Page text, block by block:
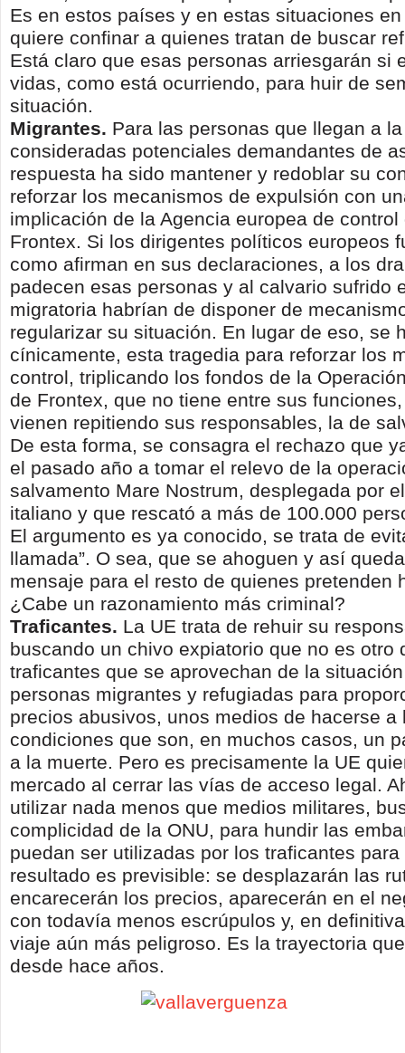
Es en estos países y en estas situaciones
quiere confinar a quienes tratan de buscar
Está claro que esas personas arriesgarán si
vidas, como está ocurriendo, para huir de
situación.
Migrantes. Para las personas que llegan a
consideradas potenciales demandantes de
respuesta ha sido mantener y redoblar su
reforzar los mecanismos de expulsión con
implicación de la Agencia europea de control
Frontex. Si los dirigentes políticos europeos
como afirman en sus declaraciones, a los
padecen esas personas y al calvario sufrido
migratoria habrían de disponer de
regularizar su situación. En lugar de eso, se
cínicamente, esta tragedia para reforzar los
control, triplicando los fondos de la
de Frontex, que no tiene entre sus
vienen repitiendo sus responsables, la de
De esta forma, se consagra el rechazo que
el pasado año a tomar el relevo de la
salvamento Mare Nostrum, desplegada por
italiano y que rescató a más de 100.000
El argumento es ya conocido, se trata de
llamada”. O sea, que se ahoguen y así
mensaje para el resto de quienes pretenden
¿Cabe un razonamiento más criminal?
Traficantes. La UE trata de rehuir su
buscando un chivo expiatorio que no es otro
traficantes que se aprovechan de la
personas migrantes y refugiadas para
precios abusivos, unos medios de hacerse a
condiciones que son, en muchos casos, un
a la muerte. Pero es precisamente la UE
mercado al cerrar las vías de acceso legal.
utilizar nada menos que medios militares,
complicidad de la ONU, para hundir las
puedan ser utilizadas por los traficantes
resultado es previsible: se desplazarán las
encarecerán los precios, aparecerán en el
con todavía menos escrúpulos y, en
viaje aún más peligroso. Es la trayectoria
desde hace años.